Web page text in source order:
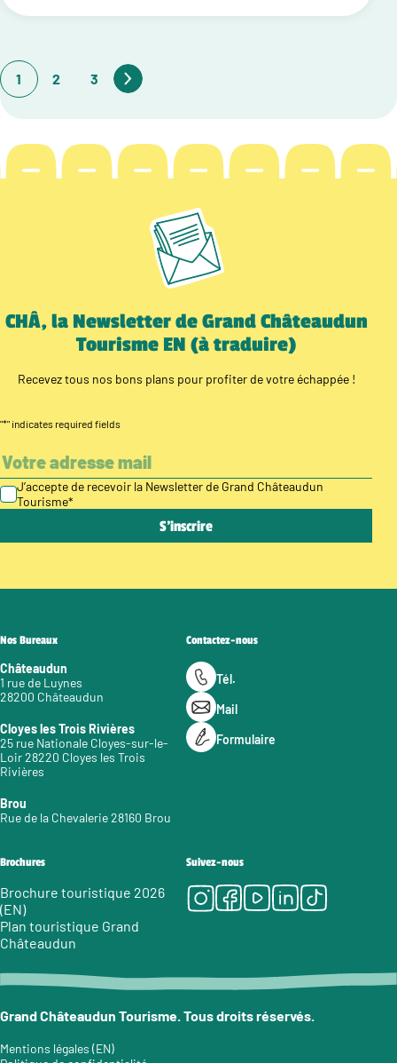
1 2 3
CHÂ, la Newsletter de Grand Châteaudun
Tourisme EN (à traduire)
Recevez tous nos bons plans pour profiter de votre échappée !
"*" indicates required fields
J’accepte de recevoir la Newsletter de Grand Châteaudun
Tourisme*
Nos Bureaux
Châteaudun
1 rue de Luynes
28200 Châteaudun
Cloyes les Trois Rivières
25 rue Nationale Cloyes-sur-le-
Loir 28220 Cloyes les Trois
Rivières
Brou
Rue de la Chevalerie 28160 Brou
Contactez-nous
Tél.
Mail
Formulaire
Brochures
Brochure touristique 2026
(EN)
Plan touristique Grand
Châteaudun
Suivez-nous
Instagram
Facebook
Youtube
LinkedIn
Tiktok
Grand Châteaudun Tourisme. Tous droits réservés.
Mentions légales (EN)